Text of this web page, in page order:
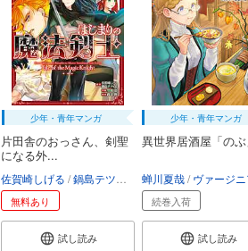
少年・青年マンガ
片田舎のおっさん、剣聖
になる外...
佐賀崎しげる 鍋島テツヒロ 空路恵 渡辺樹
無料あり
試し読み
少年・青年マンガ
異世界居酒屋「の
蝉川夏哉 ヴァージニア二
続巻入荷
試し読み